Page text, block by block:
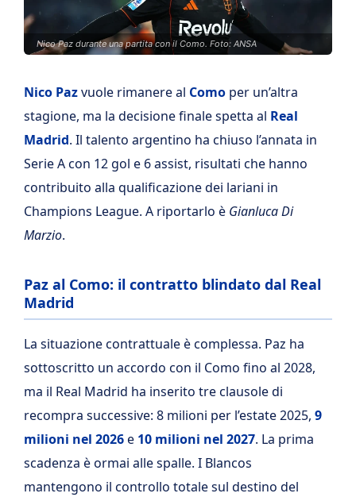
Nico Paz durante una partita con il Como. Foto: ANSA
Nico Pazvuole rimanere al Como per un’altra
stagione, ma la decisione finale spetta al Real
Madrid. Il talento argentino ha chiuso l’annata in
Serie A con 12 gol e 6 assist, risultati che hanno
contribuito alla qualificazione dei lariani in
Champions League. A riportarlo è Gianluca Di
Marzio.
Paz al Como: il contratto blindato dal Real
Madrid
La situazione contrattuale è complessa. Paz ha
sottoscritto un accordo con il Como fino al 2028,
ma il Real Madrid ha inserito tre clausole di
recompra successive: 8 milioni per l’estate 2025, 9
milioni nel 2026e 10 milioni nel 2027. La prima
scadenza è ormai alle spalle. I Blancos
mantengono il controllo totale sul destino del